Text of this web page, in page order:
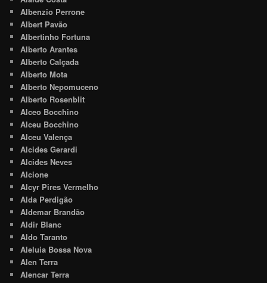
Albenzio Perrone
Albert Pavão
Albertinho Fortuna
Alberto Arantes
Alberto Calçada
Alberto Mota
Alberto Nepomuceno
Alberto Rosenblit
Alceo Bocchino
Alceu Bocchino
Alceu Valença
Alcides Gerardi
Alcides Neves
Alcione
Alcyr Pires Vermelho
Alda Perdigão
Aldemar Brandão
Aldir Blanc
Aldo Taranto
Aleluia Bossa Nova
Alen Terra
Alencar Terra